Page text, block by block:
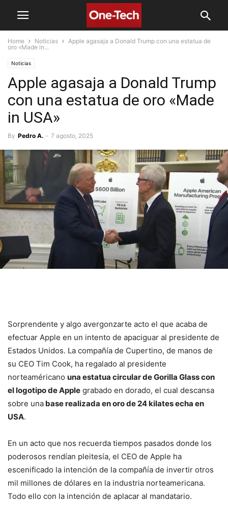
Home Noticias
Apple agasaja a Donald Trump con una estatua de
oro «Made in...
Noticias
Apple agasaja a Donald Trump
con una estatua de oro «Made
in USA»
By Pedro A. - 7 agosto, 2025
Sorprendente y algo avergonzarte acto el que acaba de
efectuar Apple en un intento de apaciguar al presidente de
Estados Unidos. La compañía de Cupertino, de manos de
su CEO Tim Cook, ha regalado al presidente
norteaméricano una estatua circular de Gorilla Glass con
el logotipo de Apple grabado en dorado, el cual descansa
sobre una base realizada en oro de 24 kilates echa en
USA.
En un acto que nos recuerda tiempos pasados donde los
poderosos rendían pleitesía, el CEO de Apple ha
escenificado la intención de la compañía de invertir otros
mil millones de dólares en la industria norteamericana.
Todo ello con la intención de aplacar al mandatario.